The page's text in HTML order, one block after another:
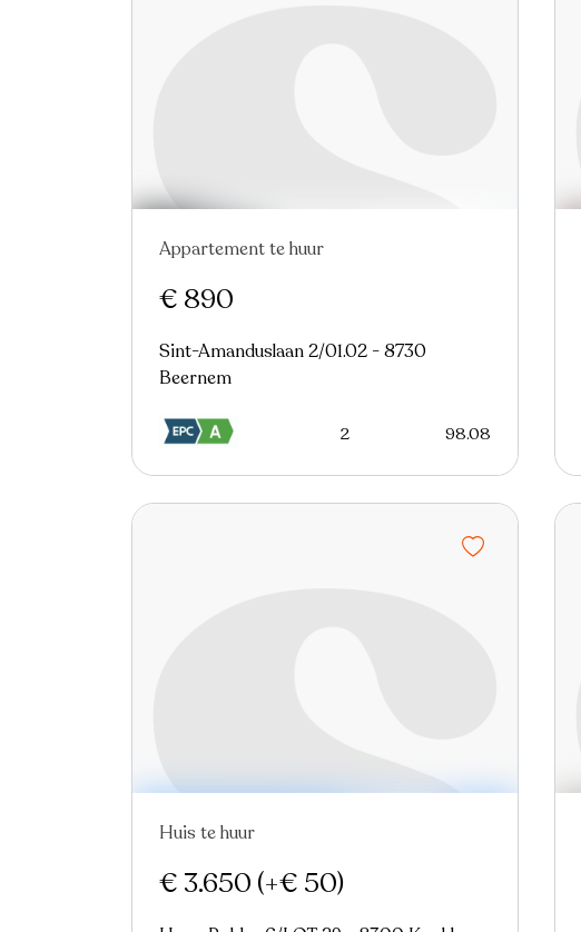
Nieuw
Appartement te huur
€ 890
Sint-Amanduslaan 2/01.02 - 8730
Beernem
2 98.08
Nieuw
Huis te huur
€ 3.650 (+€ 50)